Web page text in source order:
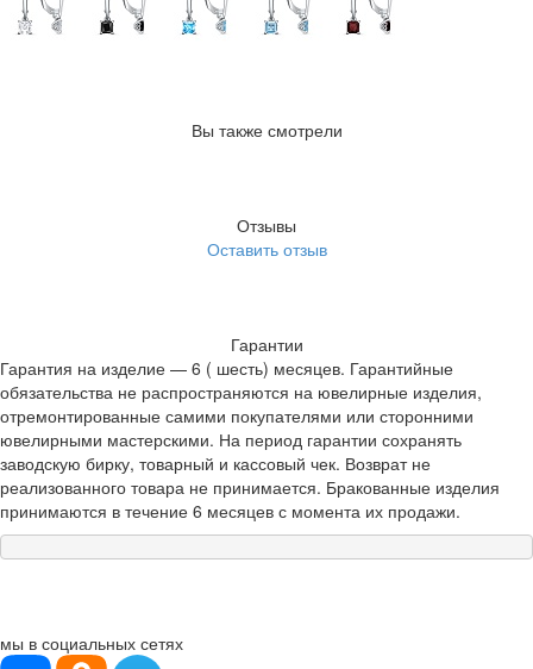
Вы также смотрели
Отзывы
Оставить отзыв
Гарантии
Гарантия на изделие — 6 ( шесть) месяцев. Гарантийные
обязательства не распространяются на ювелирные изделия,
отремонтированные самими покупателями или сторонними
ювелирными мастерскими. На период гарантии сохранять
заводскую бирку, товарный и кассовый чек. Возврат не
реализованного товара не принимается. Бракованные изделия
принимаются в течение 6 месяцев с момента их продажи.
мы в социальных сетях